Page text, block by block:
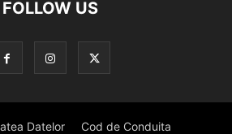
FOLLOW US
Datelor Cod de Conduita